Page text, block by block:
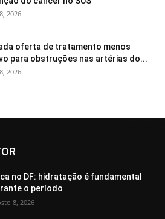
2026
oferta de tratamento menos
para obstruções nas artérias do...
2026
no DF: hidratação é fundamental
o período
8, 2026